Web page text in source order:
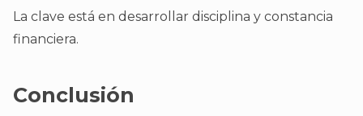
La clave está en desarrollar disciplina y constancia
financiera.
Conclusión